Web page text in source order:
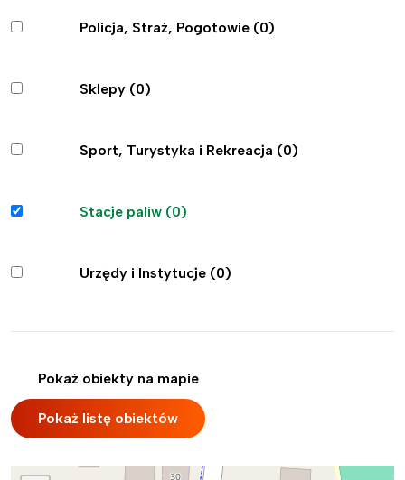
Policja, Straż, Pogotowie (0)
Sklepy (0)
Sport, Turystyka i Rekreacja (0)
Stacje paliw (0)
Urzędy i Instytucje (0)
Pokaż obiekty na mapie
Pokaż listę obiektów